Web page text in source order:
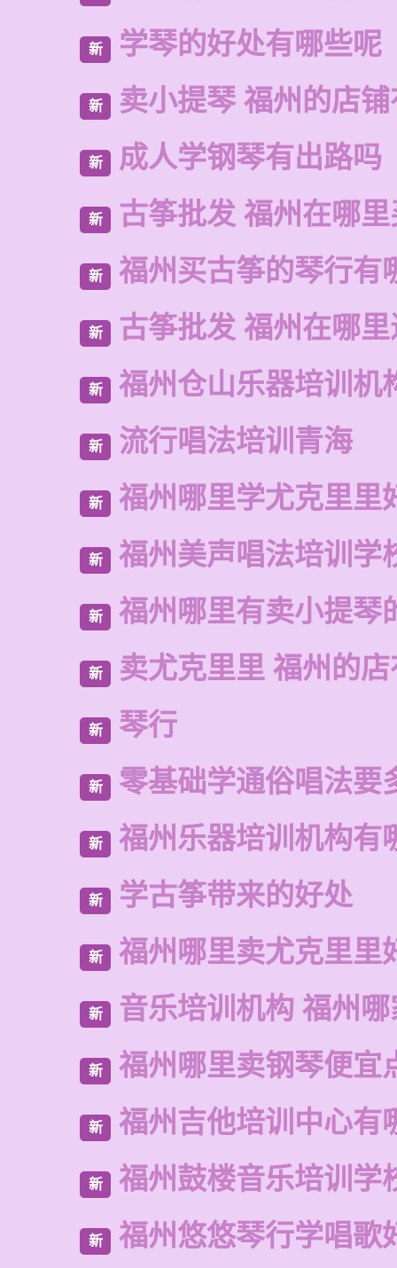
新 学琴的好处有哪些呢
新 卖小提琴 福州的店
新 成人学钢琴有出路吗
新 古筝批发 福州在哪
新 福州买古筝的琴行有
新 古筝批发 福州在哪
新 福州仓山乐器培训机
新 流行唱法培训青海
新 福州哪里学尤克里里
新 福州美声唱法培训学
新 福州哪里有卖小提琴
新 卖尤克里里 福州的
新 琴行
新 零基础学通俗唱法要
新 福州乐器培训机构有
新 学古筝带来的好处
新 福州哪里卖尤克里里
新 音乐培训机构 福州
新 福州哪里卖钢琴便宜
新 福州吉他培训中心有
新 福州鼓楼音乐培训学
新 福州悠悠琴行学唱歌